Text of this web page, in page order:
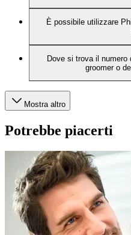
È possibile utilizzare
Dove si trova il numero
groomer o
Mostra altro
Potrebbe piacerti